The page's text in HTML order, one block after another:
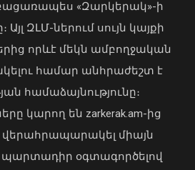
Ծառուկյանի և
կողմից 2.5 մլն
գույքի շորթման և
չափերով
«Զարկերակ»-ի
ԶԼՄ-ներում սույն կայքի
որևէ մեկն ամբողջական
համար անհրաժեշտ է
համաձայնությունը։
կարող են zarkerak.am-ից
վերահրապարակել միայն
օգտագործելով